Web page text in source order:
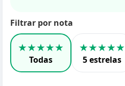
Filtrar por nota
★★★★★
Todas
★★★★★
5 estrelas